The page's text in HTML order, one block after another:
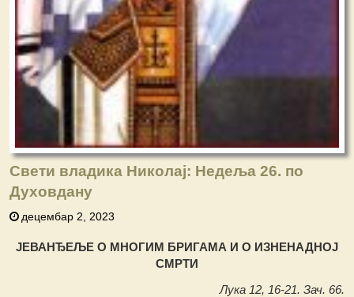
Свети владика Николај: Недеља 26. по
Духовдану
децембар 2, 2023
ЈЕВАНЂЕЉЕ О МНОГИМ БРИГАМА И О ИЗНЕНАДНОЈ
СМРТИ
Лука 12, 16-21. Зач. 66.